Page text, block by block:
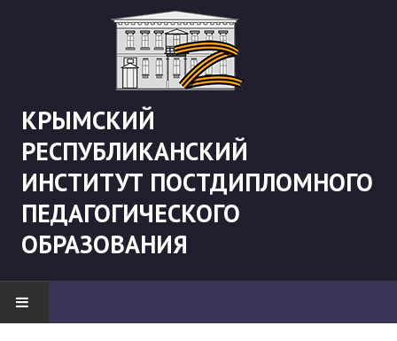
КРЫМСКИЙ
РЕСПУБЛИКАНСКИЙ
ИНСТИТУТ ПОСТДИПЛОМНОГО
ПЕДАГОГИЧЕСКОГО
ОБРАЗОВАНИЯ